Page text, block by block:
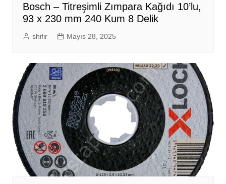
Bosch – Titreşimli Zımpara Kağıdı 10’lu,
93 x 230 mm 240 Kum 8 Delik
shifir Mayıs 28, 2025